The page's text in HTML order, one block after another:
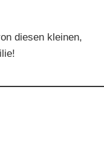
diesen kleinen,